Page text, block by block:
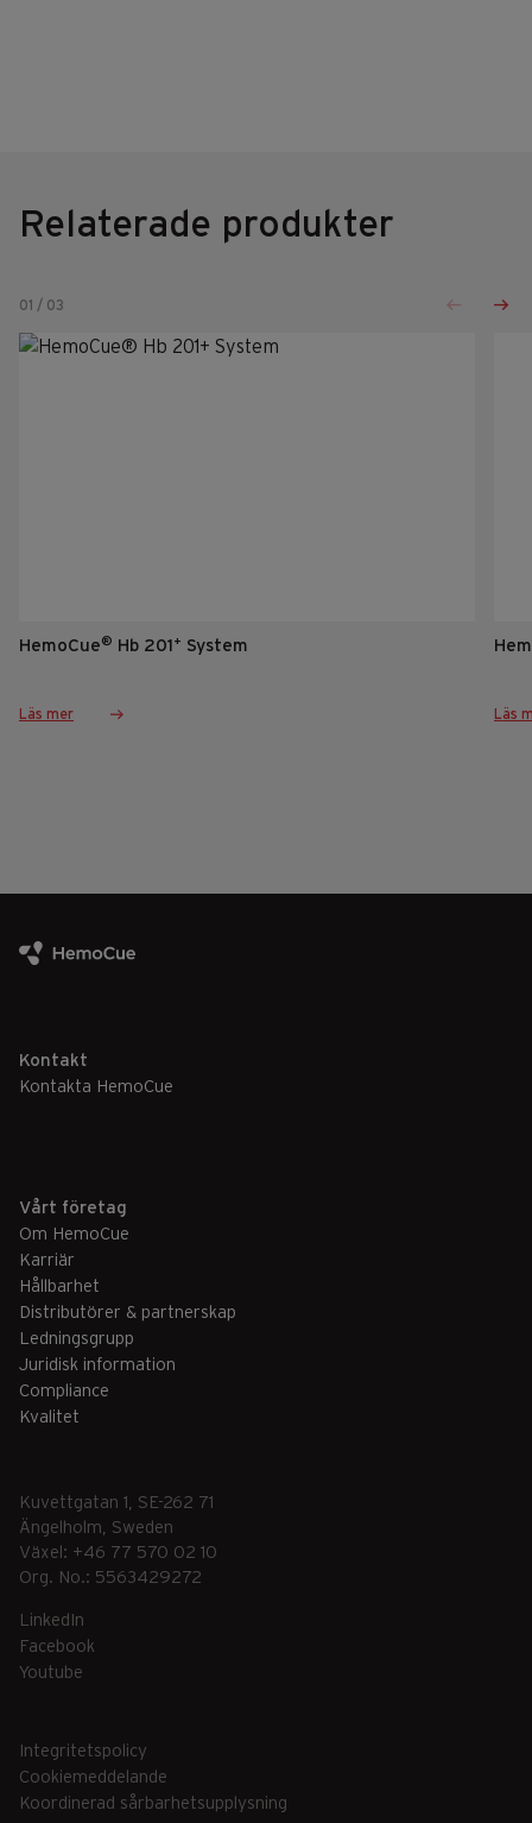
Relaterade produkter
01 / 03
HemoCue® Hb 201 + System
Läs mer Läs
Kontakt
Kontakta HemoCue
Vårt företag
Om HemoCue
Karriär
Hållbarhet
Distributörer & partnerskap
Ledningsgrupp
Juridisk information
Compliance
Kvalitet
Kuvettgatan 1, SE-262 71
Ängelholm, Sweden
Växel: +46 77 570 02 10
Org. No.: 5563429272
LinkedIn
Facebook
Youtube
Integritetspolicy
Cookiemeddelande
Koordinerad sårbarhetsupplysning